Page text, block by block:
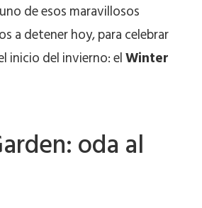
de esos maravillosos
a detener hoy, para celebrar
inicio del invierno: elWinter
oda al